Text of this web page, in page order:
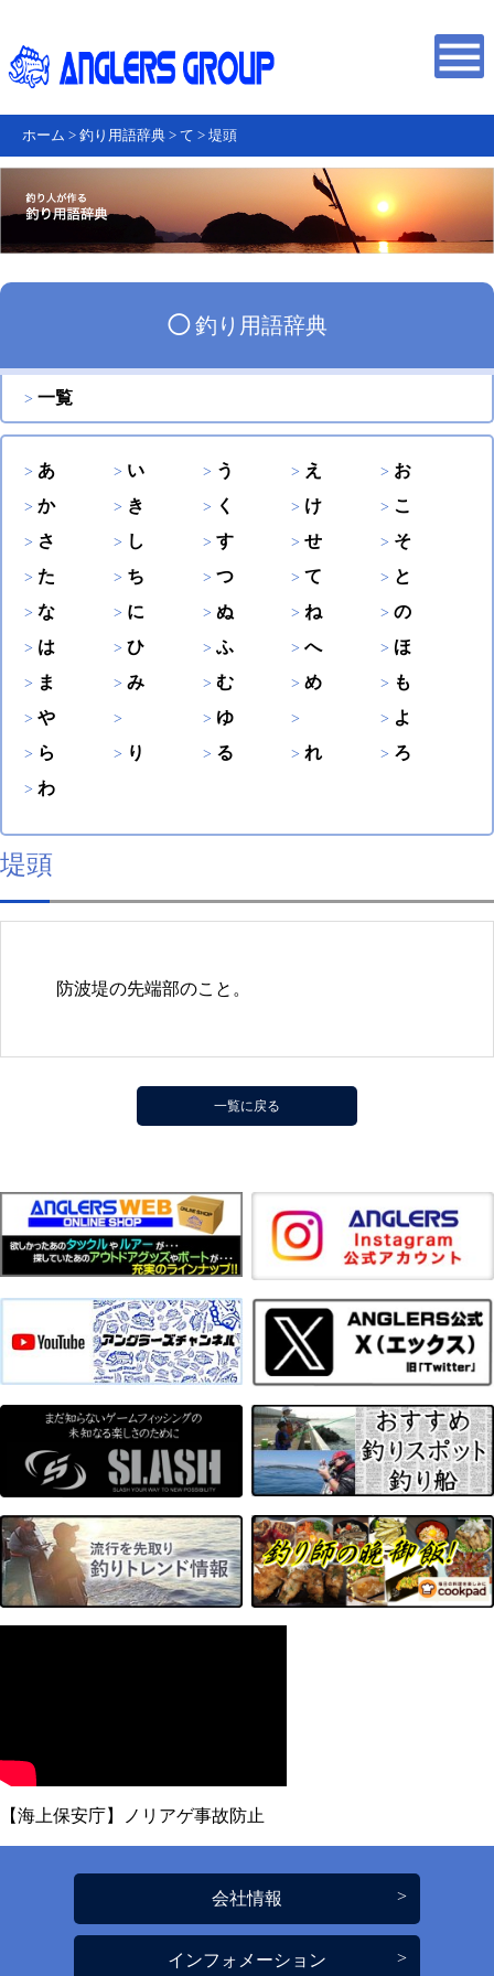
ホーム > 釣り用語辞典 > て > 堤頭
◯釣り用語辞典
一覧
あ い う え
お
か
き く け
こ
さ
し す せ
そ
た
ち つ て
と
な
に ぬ ね
の
は
ひ ふ へ
ほ
ま
み む め
も
や
ゆ
よ
ら
り る れ
ろ
わ
堤頭
防波堤の先端部のこと。
一覧に戻る
【海上保安庁】ノリアゲ事故防止
会社情報
インフォメーション